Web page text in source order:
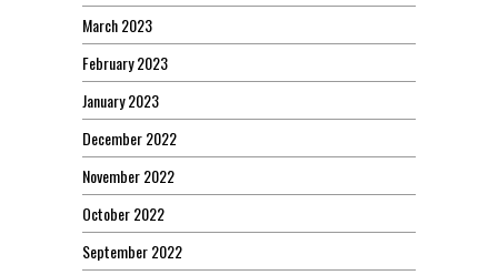
March 2023
February 2023
January 2023
December 2022
November 2022
October 2022
September 2022